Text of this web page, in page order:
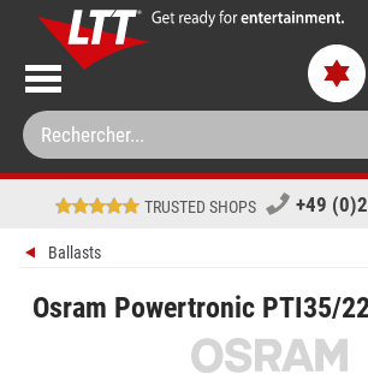
TRUSTED SHOPS +49
Ballasts
Osram Powertronic PTI35/